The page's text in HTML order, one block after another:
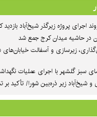
در حاشیه میدان کرج جمع شد
زیرسازی و آسفالت
سبز گلشهر با اجرای عملیات
و شیخ‌آباد زیر ذره‌بین شورا/ تأکید بر